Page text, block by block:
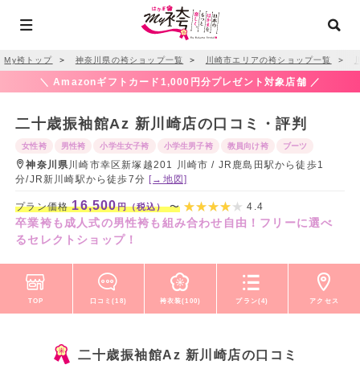
My袴トップ ＞ 神奈川県の袴ショップ一覧 ＞ 川崎市エリアの袴ショップ一覧 ＞
＼ Amazonギフトカード1,000円分プレゼント対象店舗 ／
二十歳振袖館Az 新川崎店の口コミ・評判
女性袴 男性袴 小学生女子袴 小学生男子袴 教員向け袴 ブーツ
神奈川県 川崎市幸区新塚越201 川崎市 / JR鹿島田駅から徒歩1
分/JR新川崎駅から徒歩7分[→地図]
プラン価格16,500円（税込）〜 4.4
卒業袴も成人式の男性袴も組み合わせ自由！フリーに選べ
るセレクトショップ！
TOP 口コミ(18) 袴衣装(100) プラン(4) アクセス
二十歳振袖館Az 新川崎店の口コミ